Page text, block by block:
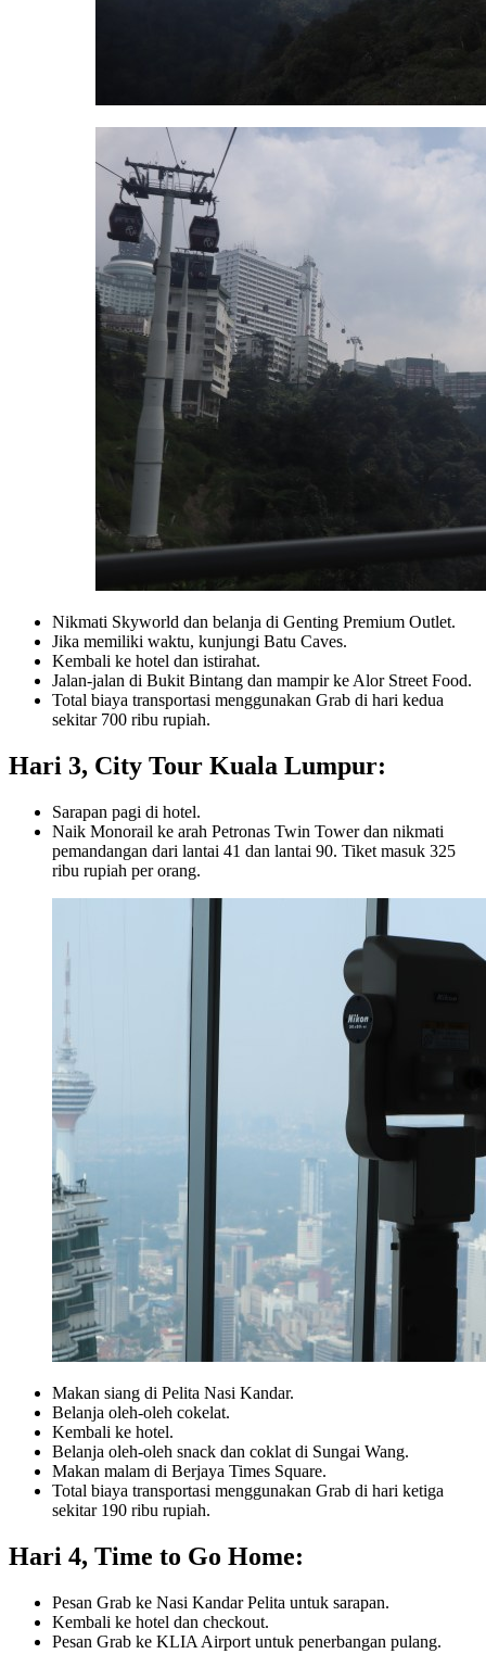
Nikmati Skyworld dan belanja di Genting Premium Outlet.
Jika memiliki waktu, kunjungi Batu Caves.
Kembali ke hotel dan istirahat.
Jalan-jalan di Bukit Bintang dan mampir ke Alor Street Food.
Total biaya transportasi menggunakan Grab di hari kedua
sekitar 700 ribu rupiah.
Hari 3, City Tour Kuala Lumpur:
Sarapan pagi di hotel.
Naik Monorail ke arah Petronas Twin Tower dan nikmati
pemandangan dari lantai 41 dan lantai 90. Tiket masuk 325
ribu rupiah per orang.
Makan siang di Pelita Nasi Kandar.
Belanja oleh-oleh cokelat.
Kembali ke hotel.
Belanja oleh-oleh snack dan coklat di Sungai Wang.
Makan malam di Berjaya Times Square.
Total biaya transportasi menggunakan Grab di hari ketiga
sekitar 190 ribu rupiah.
Hari 4, Time to Go Home:
Pesan Grab ke Nasi Kandar Pelita untuk sarapan.
Kembali ke hotel dan checkout.
Pesan Grab ke KLIA Airport untuk penerbangan pulang.